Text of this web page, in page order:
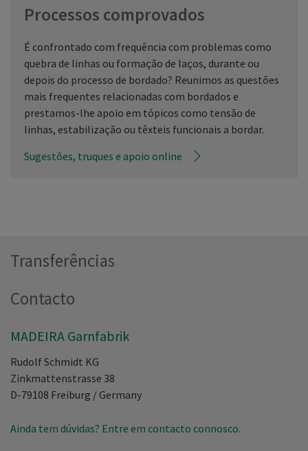
Processos comprovados
É confrontado com frequência com problemas como
quebra de linhas ou formação de laços, durante ou
depois do processo de bordado? Reunimos as questões
mais frequentes relacionadas com bordados e
prestamos-lhe apoio em tópicos como tensão de
linhas, estabilização ou têxteis funcionais a bordar.
Sugestões, truques e apoio online
Transferências
Contacto
MADEIRA Garnfabrik
Rudolf Schmidt KG
Zinkmattenstrasse 38
D-79108 Freiburg / Germany
Ainda tem dúvidas? Entre em contacto connosco.